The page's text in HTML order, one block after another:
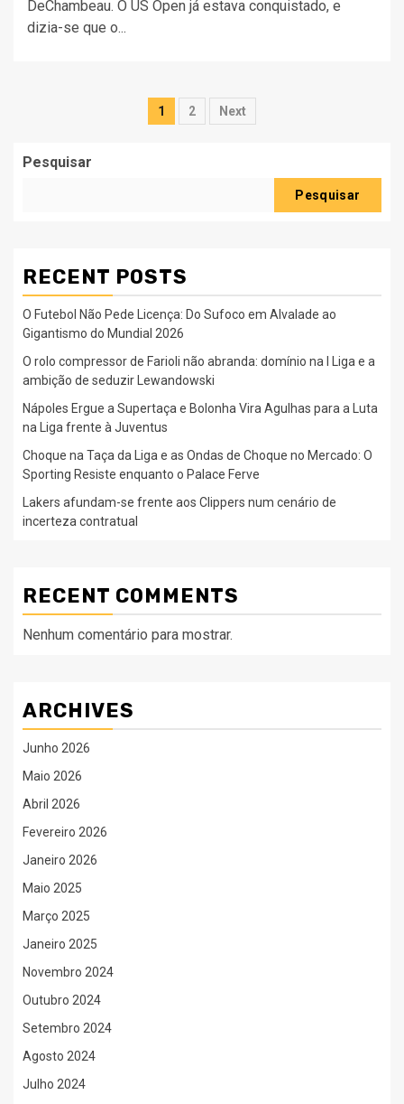
DeChambeau. O US Open já estava conquistado, e
dizia-se que o...
Paginação
conteúdos
1 2 Next
Pesquisar
Pesquisar
RECENT POSTS
O Futebol Não Pede Licença: Do Sufoco em Alvalade ao
Gigantismo do Mundial 2026
O rolo compressor de Farioli não abranda: domínio na I Liga e a
ambição de seduzir Lewandowski
Nápoles Ergue a Supertaça e Bolonha Vira Agulhas para a Luta
na Liga frente à Juventus
Choque na Taça da Liga e as Ondas de Choque no Mercado: O
Sporting Resiste enquanto o Palace Ferve
Lakers afundam-se frente aos Clippers num cenário de
incerteza contratual
RECENT COMMENTS
Nenhum comentário para mostrar.
ARCHIVES
Junho 2026
Maio 2026
Abril 2026
Fevereiro 2026
Janeiro 2026
Maio 2025
Março 2025
Janeiro 2025
Novembro 2024
Outubro 2024
Setembro 2024
Agosto 2024
Julho 2024